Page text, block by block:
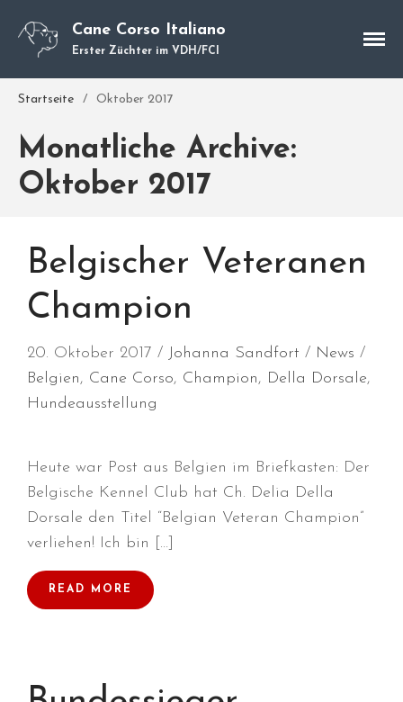
Cane Corso
Hundetraining
Hundepension
Kontakt
Blog
Cane Corso Italiano
Erster Züchter im VDH/FCI
Startseite / Oktober 2017
Monatliche Archive:
Oktober 2017
Belgischer Veteranen
Champion
20. Oktober 2017 Johanna Sandfort
News
Belgien, Cane Corso, Champion, Della Dorsale,
Hundeausstellung
Heute war Post aus Belgien im Briefkasten: Der
Belgische Kennel Club hat Ch. Delia Della
Dorsale den Titel “Belgian Veteran Champion”
verliehen! Ich bin […]
READ MORE